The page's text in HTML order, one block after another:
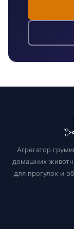
Агрегатор
домашних
для прогулок и